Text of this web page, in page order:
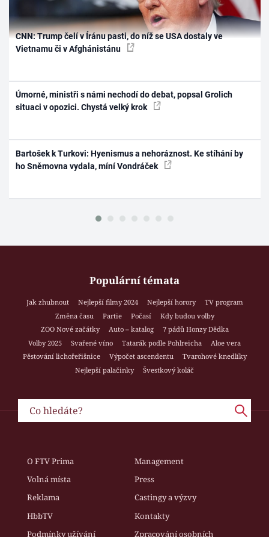
CNN: Trump čelí v Íránu pasti, do níž se USA dostaly ve
Vietnamu či v Afghánistánu
Úmorné, ministři s námi nechodí do debat, popsal Grolich
situaci v opozici. Chystá velký krok
Bartošek k Turkovi: Hyenismus a nehoráznost. Ke stíhání by
ho Sněmovna vydala, míní Vondráček
Populární témata
Jak zhubnout Nejlepší filmy 2024 Nejlepší horory
TV program
Změna času
Partie Počasí
Kdy budou volby
ZOO Nové začátky
Auto – katalog
7 pádů Honzy Dědka
Volby 2025
Svařené víno Tatarák podle Pohlreicha
Aloe vera
Pěstování lichořeřišnice
Výpočet ascendentu
Tvarohové knedlíky
Nejlepší palačinky
Švestkový koláč
O FTV Prima
Management
Volná místa
Press
Reklama
Castingy a výzvy
HbbTV
Kontakty
Podmínky užívání
Zpracování osobních